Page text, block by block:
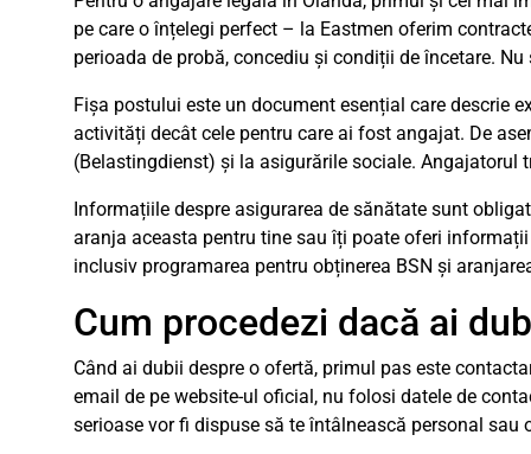
pe care o înțelegi perfect – la Eastmen oferim
perioada de probă, concediu și condiții de încetare.
Fișa postului este un document esențial care descrie
activități decât cele pentru care ai fost angajat. De
(Belastingdienst) și la asigurările sociale. Angajatorul
Informațiile despre asigurarea de sănătate sunt
aranja aceasta pentru tine sau îți poate oferi
inclusiv programarea pentru obținerea BSN și
Cum procedezi dacă ai
Când ai dubii despre o ofertă, primul pas este
email de pe website-ul oficial, nu folosi datele de
serioase vor fi dispuse să te întâlnească personal sau